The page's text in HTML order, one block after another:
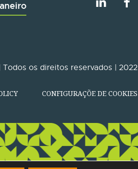
Todos os direitos reservados | 2022
CONFIGURAÇÕE DE COOKIES